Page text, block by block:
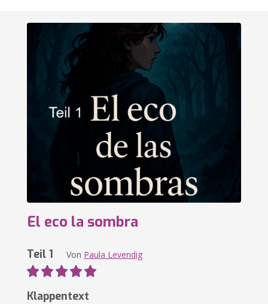
El eco la sombra
Teil 1 Von Paula Levendig
Klappentext